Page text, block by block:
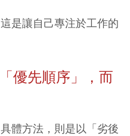
是讓自己專注於工作的
優先順序」，而
體方法，則是以「劣後